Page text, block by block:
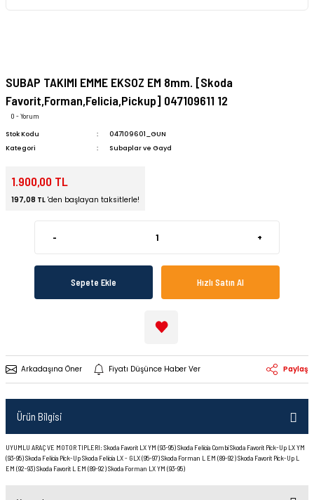
SUBAP TAKIMI EMME EKSOZ EM 8mm. [Skoda
Favorit,Forman,Felicia,Pickup] 047109611 12
0 - Yorum
Stok Kodu
047109601_GUN
Kategori
Subaplar ve Gayd
1.900,00 TL
197,08 TL 'den başlayan taksitlerle!
- +
Sepete Ekle Hızlı Satın Al
Arkadaşına Öner Fiyatı Düşünce Haber Ver Paylaş
Ürün Bilgisi
UYUMLU ARAÇ VE MOTOR TIPLERI: Skoda Favorit LX YM (93-95) Skoda Felicia Combi Skoda Favorit Pick-Up LX YM
(93-95) Skoda Felicia Pick-Up Skoda Felicia LX - GLX (95-97) Skoda Forman L EM (89-92) Skoda Favorit Pick-Up L
EM (92-93) Skoda Favorit L EM (89-92) Skoda Forman LX YM (93-95)